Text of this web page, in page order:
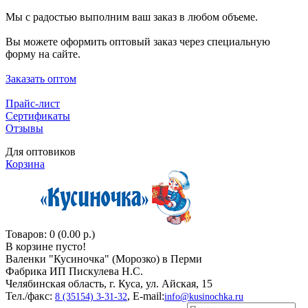
Мы с радостью выполним ваш заказ в любом объеме.
Вы можете оформить оптовый заказ через специальную
форму на сайте.
Заказать оптом
Прайс-лист
Сертификаты
Отзывы
Для оптовиков
Корзина
Товаров: 0 (0.00 р.)
В корзине пусто!
Валенки "Кусиночкa" (Морозко) в Перми
Фабрика ИП Пискулева Н.С.
Челябинская область, г. Куса, ул. Айская, 15
Тел./факс: 8 (35154) 3-31-32, E-mail:info@kusinochka.ru